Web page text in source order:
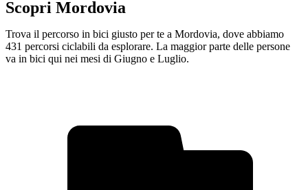
Scopri Mordovia
Trova il percorso in bici giusto per te a Mordovia, dove abbiamo
431 percorsi ciclabili da esplorare. La maggior parte delle persone
va in bici qui nei mesi di Giugno e Luglio.